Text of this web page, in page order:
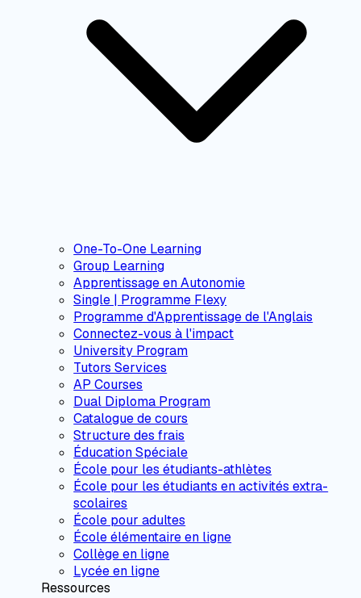
One-To-One Learning
Group Learning
Apprentissage en Autonomie
Single | Programme Flexy
Programme d'Apprentissage de l'Anglais
Connectez-vous à l'impact
University Program
Tutors Services
AP Courses
Dual Diploma Program
Catalogue de cours
Structure des frais
Éducation Spéciale
École pour les étudiants-athlètes
École pour les étudiants en activités extra-
scolaires
École pour adultes
École élémentaire en ligne
Collège en ligne
Lycée en ligne
Ressources